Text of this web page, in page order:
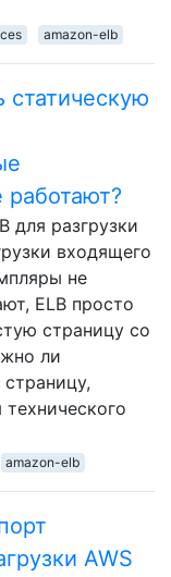
amazon-elb
работают?
для разгрузки
входящего
не
ELB просто
страницу со
ли
amazon-elb
AWS